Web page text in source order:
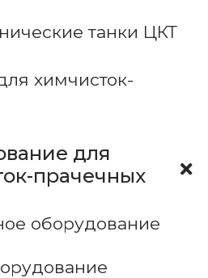
танки ЦКТ
химчисток-
для
прачечных
оборудование